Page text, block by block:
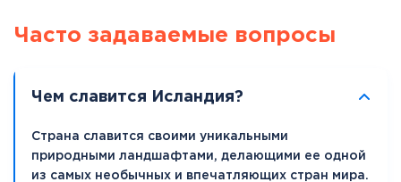
Часто задаваемые вопросы
Чем славится Исландия?
Страна славится своими уникальными
природными ландшафтами, делающими ее одной
из самых необычных и впечатляющих стран мира.